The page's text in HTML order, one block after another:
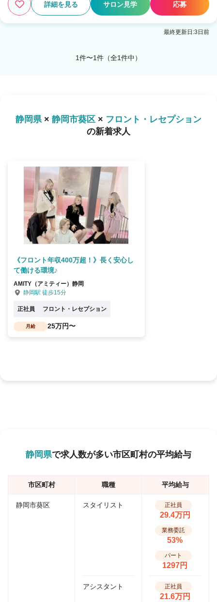
検索する
詳細を見る サロン見学 応募
最終更新日:3日前
1件〜1件（全1件中）
静岡県× 静岡市葵区 × フロント・レセプション
の新着求人
《フロント年収400万超！》長く安心し
て働ける環境♪
AMITY（アミティー）静岡
静岡駅 徒歩15分
正社員 フロント・レセプション
月給 25万円〜
静岡県で求人数が多い市区町村の平均給与
市区町村 職種 平均給与
静岡市葵区 スタイリスト 正社員
29.4万円
業務委託
53%
パート
1297円
アシスタント 正社員
21.6万円